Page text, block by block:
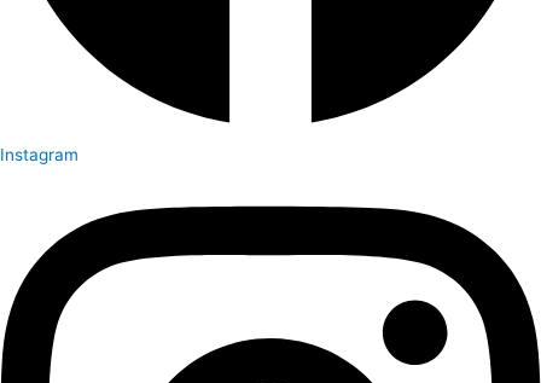
Instagram